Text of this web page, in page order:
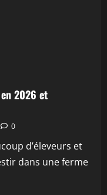
2026 et
0
d’éleveurs et
dans une ferme